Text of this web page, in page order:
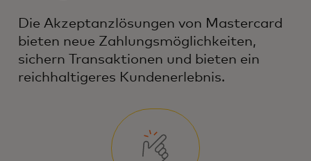
Die Akzeptanzlösungen von Mastercard
bieten neue Zahlungsmöglichkeiten,
sichern Transaktionen und bieten ein
reichhaltigeres Kundenerlebnis.